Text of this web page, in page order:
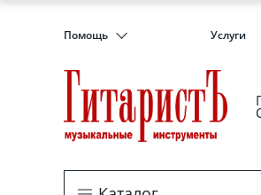
Помощь Услуги